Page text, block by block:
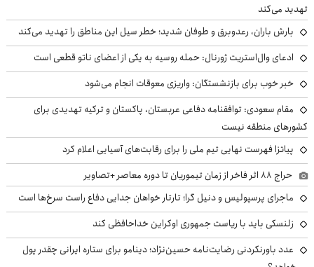
تهدید می‌کند
بارش باران، رعدوبرق و طوفان شدید؛ خطر سیل این مناطق را تهدید می‌کند
ادعای وال‌استریت ژورنال: حمله روسیه به یکی از اعضای ناتو قطعی است
خبر خوب برای بازنشستگان: واریزی معوقات انجام می‌شود
مقام سعودی: توافقنامه دفاعی عربستان، پاکستان و ترکیه تهدیدی برای
کشورهای منطقه نیست
پیاتزا فهرست نهایی تیم ملی را برای رقابت‌های آسیایی اعلام کرد
حراج ۸۸ اثر فاخر از زمان تیموریان تا دوره معاصر +تصاویر
ماجرای پرسپولیس و دنیل گرا؛ تارتار خواهان جدایی دفاع راست سرخ‌ها است
زلنسکی باید با ریاست جمهوری اوکراین خداحافظی کند
عدد باورنکردنی رضایت‌نامه حسین‌نژاد؛ دینامو برای ستاره ایرانی چقدر پول